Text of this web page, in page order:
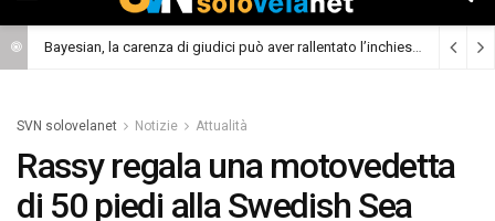
Bayesian, la carenza di giudici può aver rallentato l’inchiesta (Cronaca)
SVN solovelanet Notizie Attualità
Rassy regala una motovedetta
di 50 piedi alla Swedish Sea